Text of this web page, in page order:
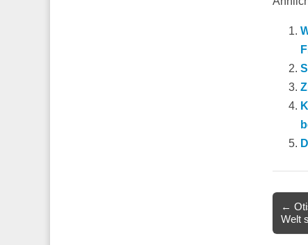
Post
←
Welt